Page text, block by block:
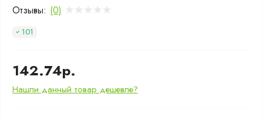
Отзывы: (0)
101
142.74р.
Нашли данный товар дешевле?